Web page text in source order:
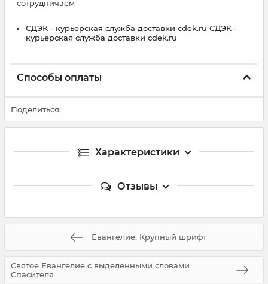
сотрудничаем
СДЭК - курьерская служба доставки cdek.ru СДЭК -
курьерская служба доставки cdek.ru
Способы оплаты
Поделиться:
Характеристики
Отзывы
Евангелие. Крупный шрифт
Святое Евангелие с выделенными словами
Спасителя